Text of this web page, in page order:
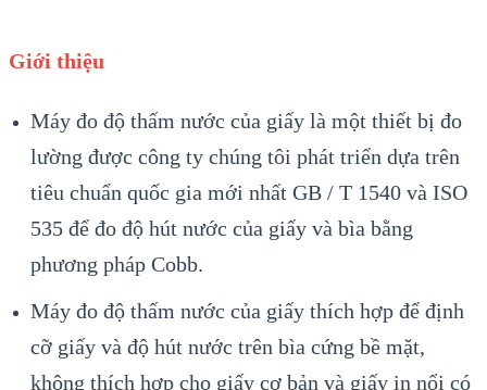
Giới thiệu
Máy đo độ thấm nước của giấy là một thiết bị đo
lường được công ty chúng tôi phát triển dựa trên
tiêu chuẩn quốc gia mới nhất GB / T 1540 và ISO
535 để đo độ hút nước của giấy và bìa bằng
phương pháp Cobb.
Máy đo độ thấm nước của giấy thích hợp để định
cỡ giấy và độ hút nước trên bìa cứng bề mặt,
không thích hợp cho giấy cơ bản và giấy in nổi có